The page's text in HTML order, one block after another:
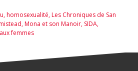
,homosexualité,Les Chroniques de San
,Mona et son Manoir, SIDA,
femmes